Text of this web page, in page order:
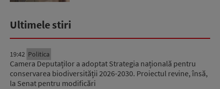
Ultimele stiri
19:42 Politica
Camera Deputaților a adoptat Strategia națională pentru
conservarea biodiversității 2026-2030. Proiectul revine, însă,
la Senat pentru modificări